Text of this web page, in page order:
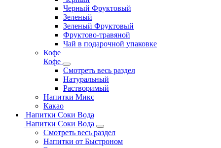
Черный Фруктовый
Зеленый
Зеленый Фруктовый
Фруктово-травяной
Чай в подарочной упаковке
Кофе
Кофе
Смотреть весь раздел
Натуральный
Растворимый
Напитки Микс
Какао
Напитки Соки Вода
Напитки Соки Вода
Смотреть весь раздел
Напитки от Быстроном